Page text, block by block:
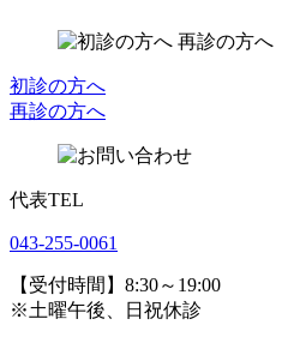
初診の方へ
再診の方へ
代表TEL
043-255-0061
【受付時間】8:30～19:00
※土曜午後、日祝休診